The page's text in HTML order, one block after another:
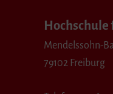
Mendelssohn-
79102 Freiburg